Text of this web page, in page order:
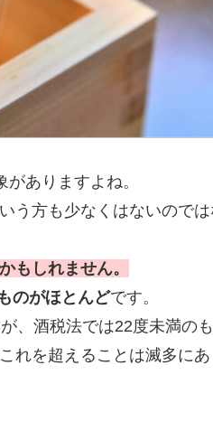
がありますよね。
う方も少なくはないのでは
もしれません。
のがほとんどです。
、酒税法では22度未満の
れを超えることは滅多にあ